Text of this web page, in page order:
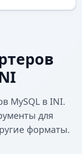
MySQL в INI.
для
форматы.